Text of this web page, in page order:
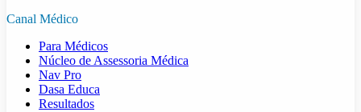
Canal Médico
Para Médicos
Núcleo de Assessoria Médica
Nav Pro
Dasa Educa
Resultados